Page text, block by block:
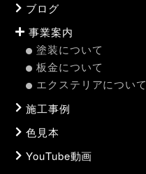
ブログ
事業案内
塗装について
板金について
エクステリアについて
施工事例
色見本
YouTube動画